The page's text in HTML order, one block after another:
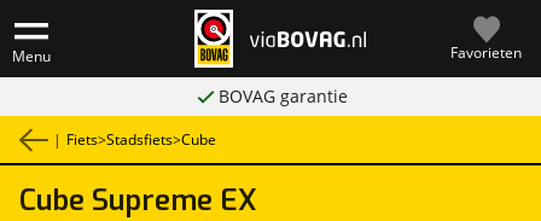
Menu Favorieten
BOVAG garantie
| Fiets>Stadsfiets>Cube
Cube Supreme EX